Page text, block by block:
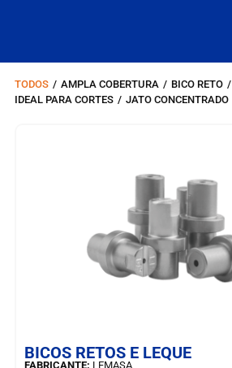
TODOS / AMPLA COBERTURA / BICO RETO /
IDEAL PARA CORTES / JATO CONCENTRADO
BICOS RETOS E LEQUE
FABRICANTE: LEMASA